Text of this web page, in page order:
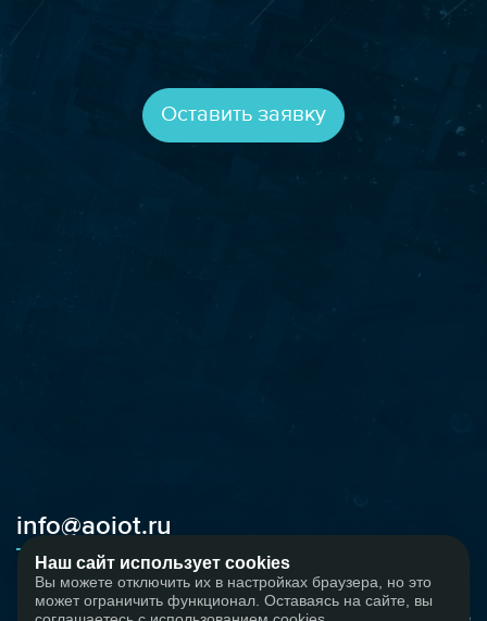
Оставить заявку
info@aoiot.ru
Наш сайт использует cookies
Вы можете отключить их в настройках браузера, но это
может ограничить функционал. Оставаясь на сайте, вы